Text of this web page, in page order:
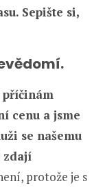
Sepište si,
příčinám
cenu a jsme
se našemu
zdají
protože je s